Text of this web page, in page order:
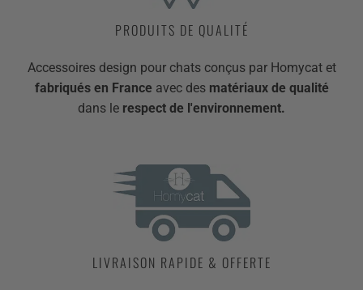
PRODUITS DE QUALITÉ
Accessoires design pour chats conçus par Homycat et
fabriqués en France avec des matériaux de qualité
dans le respect de l'environnement.
LIVRAISON RAPIDE & OFFERTE